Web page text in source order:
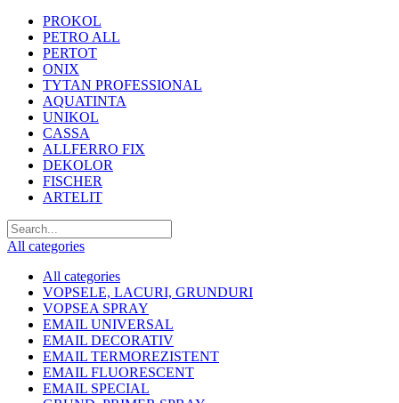
PROKOL
PETRO ALL
PERTOT
ONIX
TYTAN PROFESSIONAL
AQUATINTA
UNIKOL
CASSA
ALLFERRO FIX
DEKOLOR
FISCHER
ARTELIT
All categories
All categories
VOPSELE, LACURI, GRUNDURI
VOPSEA SPRAY
EMAIL UNIVERSAL
EMAIL DECORATIV
EMAIL TERMOREZISTENT
EMAIL FLUORESCENT
EMAIL SPECIAL